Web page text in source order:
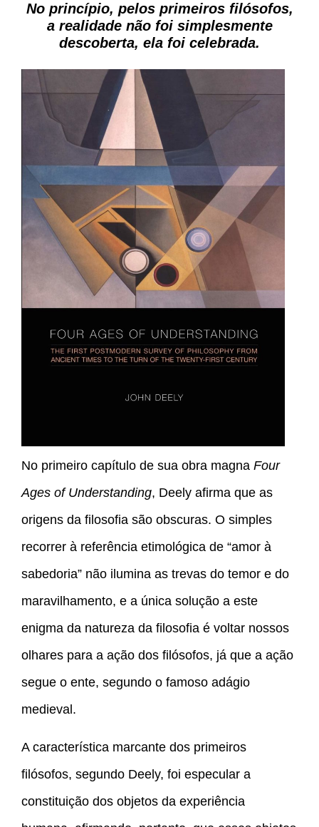
No princípio, pelos primeiros filósofos,
a realidade não foi simplesmente
descoberta, ela foi celebrada.
No primeiro capítulo de sua obra magna Four
Ages of Understanding, Deely afirma que as
origens da filosofia são obscuras. O simples
recorrer à referência etimológica de “amor à
sabedoria” não ilumina as trevas do temor e do
maravilhamento, e a única solução a este
enigma da natureza da filosofia é voltar nossos
olhares para a ação dos filósofos, já que a ação
segue o ente, segundo o famoso adágio
medieval.
A característica marcante dos primeiros
filósofos, segundo Deely, foi especular a
constituição dos objetos da experiência